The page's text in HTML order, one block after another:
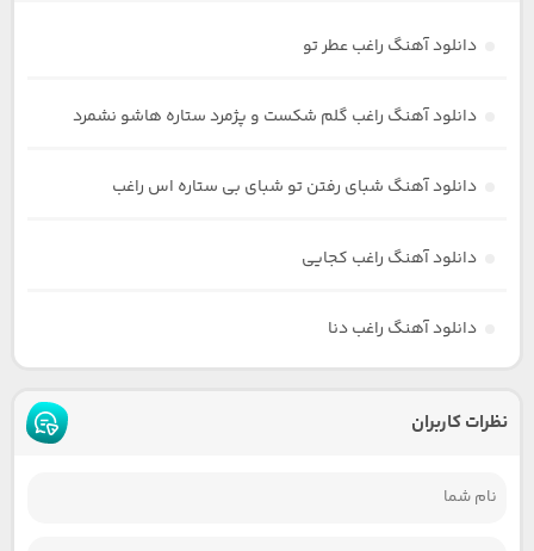
دانلود آهنگ راغب عطر تو
دانلود آهنگ راغب گلم شکست و پژمرد ستاره هاشو نشمرد
دانلود آهنگ شبای رفتن تو شبای بی ستاره اس راغب
دانلود آهنگ راغب کجایی
دانلود آهنگ راغب دنا
نظرات کاربران